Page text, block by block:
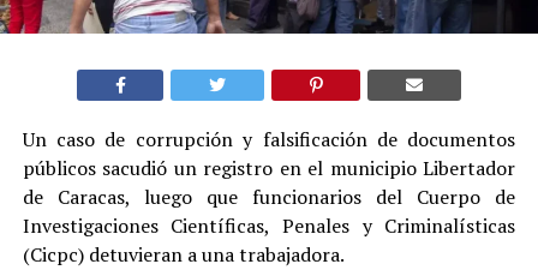
Un caso de corrupción y falsificación de documentos
públicos sacudió un registro en el municipio Libertador
de Caracas, luego que funcionarios del Cuerpo de
Investigaciones Científicas, Penales y Criminalísticas
(Cicpc) detuvieran a una trabajadora.